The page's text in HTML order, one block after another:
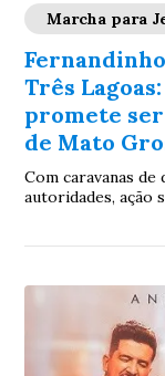
Marcha para
Três
promete
de Mato
Com caravanas de
autoridades, ação